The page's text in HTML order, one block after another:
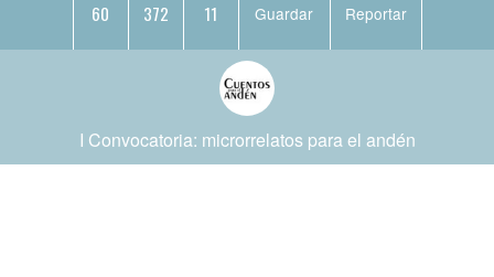
60 372 11 Guardar Reportar
I Convocatoria: microrrelatos para el andén